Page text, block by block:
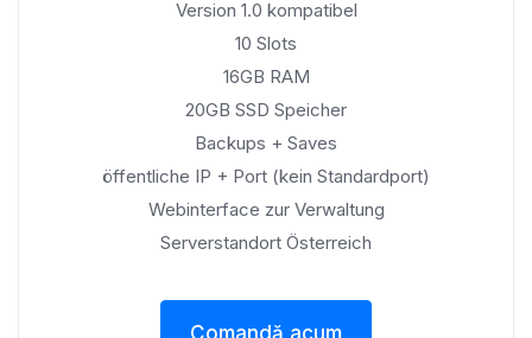
Version 1.0 kompatibel
10 Slots
16GB RAM
20GB SSD Speicher
Backups + Saves
öffentliche IP + Port (kein Standardport)
Webinterface zur Verwaltung
Serverstandort Österreich
Comandă acum